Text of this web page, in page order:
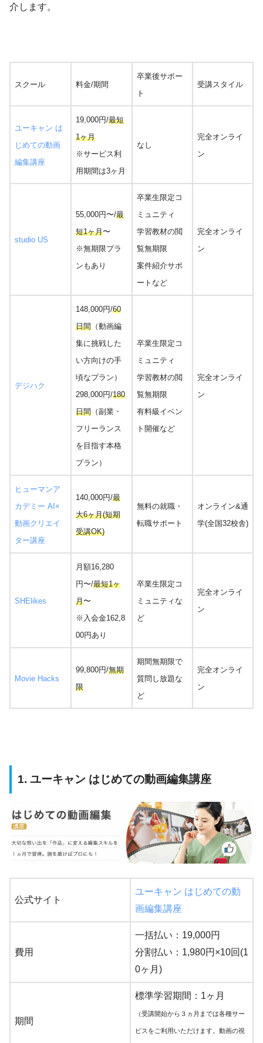
介します。
スクール 料金/期間
卒業後サポー
ト
受講スタイル
ユーキャン は
じめての動画
編集講座
19,000円/最短
1ヶ月
※サービス利
用期間は3ヶ月
なし
完全オンライ
ン
studio US
55,000円〜/最
短1ヶ月〜
※無期限プラ
ンもあり
卒業生限定コ
ミュニティ
学習教材の閲
覧無期限
案件紹介サポ
ートなど
完全オンライ
ン
デジハク
148,000円/60
日間 （動画編
集に挑戦した
い方向けの手
頃なプラン）
298,000円/180
日間 （副業・
フリーランス
を目指す本格
プラン）
卒業生限定コ
ミュニティ
学習教材の閲
覧無期限
有料級イベン
ト開催など
完全オンライ
ン
ヒューマンア
カデミー AI×
動画クリエイ
ター講座
140,000円/最
大6ヶ月(短期
受講OK)
無料の就職・
転職サポート
オンライン&通
学(全国32校舎)
SHElikes
月額16,280
円〜/最短1ヶ
月〜
※入会金162,8
00円あり
卒業生限定コ
ミュニティな
ど
完全オンライ
ン
Movie Hacks
99,800円/無期
限
期間無期限で
質問し放題な
ど
完全オンライ
ン
1. ユーキャン はじめての動画編集講座
公式サイト
ユーキャン はじめての動
画編集講座
費用
一括払い：19,000円
分割払い：1,980円×10回(1
0ヶ月)
期間
標準学習期間：1ヶ月
（受講開始から３ヵ月までは各種サー
ビスをご利用いただけます。動画の視